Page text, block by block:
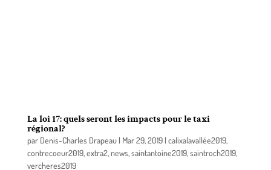
La loi 17: quels seront les impacts pour le taxi
régional?
par Denis-Charles Drapeau| Mar 29, 2019| calixalavallée2019,
contrecoeur2019,extra2,news,saintantoine2019,saintroch2019,
vercheres2019